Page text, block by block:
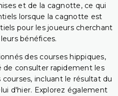
et de la cagnotte, ce qui
lorsque la cagnotte est
pour les joueurs cherchant
bénéfices.
des courses hippiques,
de consulter rapidement les
incluant le résultat du
d'hier. Explorez également